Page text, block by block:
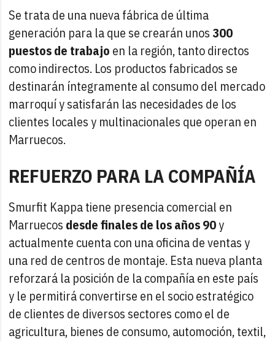
Se trata de una nueva fábrica de última
generación para la que se crearán unos300
puestos de trabajo en la región, tanto directos
como indirectos. Los productos fabricados se
destinarán íntegramente al consumo del mercado
marroquí y satisfarán las necesidades de los
clientes locales y multinacionales que operan en
Marruecos.
REFUERZO PARA LA COMPAÑÍA
Smurfit Kappa tiene presencia comercial en
Marruecos desde finales de los años 90y
actualmente cuenta con una oficina de ventas y
una red de centros de montaje. Esta nueva planta
reforzará la posición de la compañía en este país
y le permitirá convertirse en el socio estratégico
de clientes de diversos sectores como el de
agricultura, bienes de consumo, automoción, textil,